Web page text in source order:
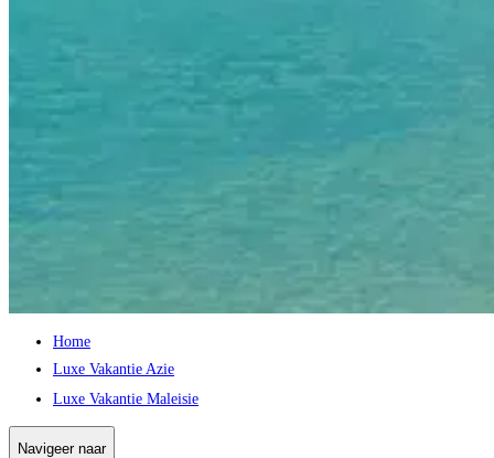
Home
Luxe Vakantie Azie
Luxe Vakantie Maleisie
Navigeer naar